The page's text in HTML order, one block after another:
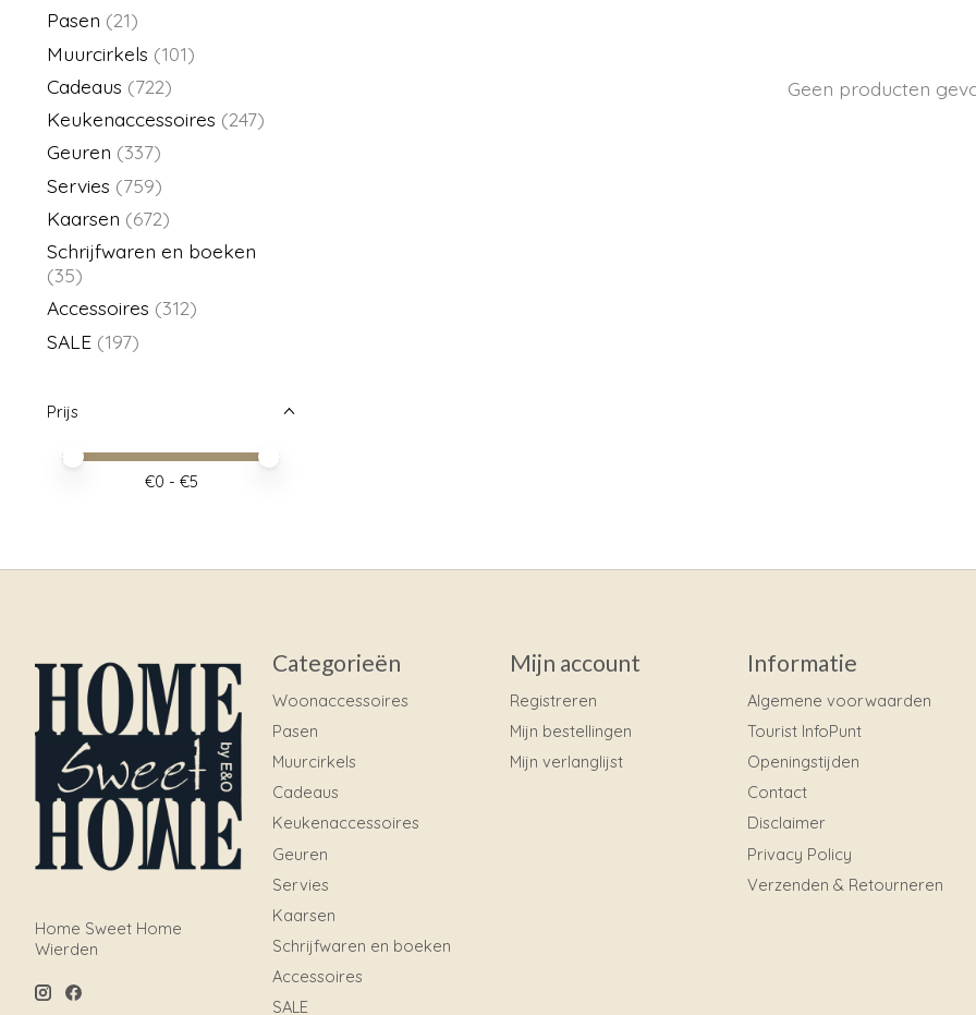
Pasen (21)
Muurcirkels (101)
Cadeaus (722)
Keukenaccessoires (247)
Geuren (337)
Servies (759)
Kaarsen (672)
Schrijfwaren en boeken
(35)
Accessoires (312)
SALE (197)
Prijs
Minimale prijswaarde
Price maximum value
€0 - €5
Geen producten
Home Sweet Home
Wierden
Categorieën
Woonaccessoires
Pasen
Muurcirkels
Cadeaus
Keukenaccessoires
Geuren
Servies
Kaarsen
Schrijfwaren en boeken
Accessoires
SALE
Mijn account
Registreren
Mijn bestellingen
Mijn verlanglijst
Informatie
Algemene voorwaarden
Tourist InfoPunt
Openingstijden
Contact
Disclaimer
Privacy Policy
Verzenden & Retourneren